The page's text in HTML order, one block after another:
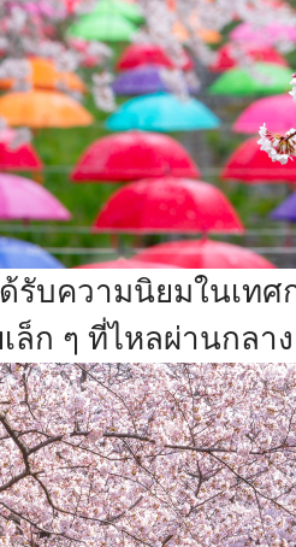
รับความนิยมในเทศ
ล็ก ๆ ที่ไหลผ่านกลาง